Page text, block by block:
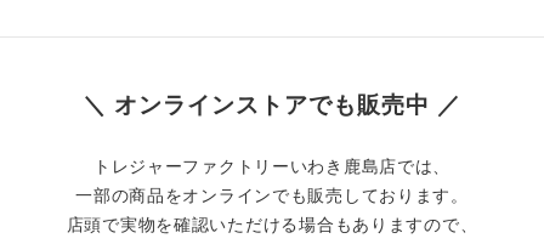
＼ オンラインストアでも販売中 ／
トレジャーファクトリーいわき鹿島店では、
一部の商品をオンラインでも販売しております。
店頭で実物を確認いただける場合もありますので、